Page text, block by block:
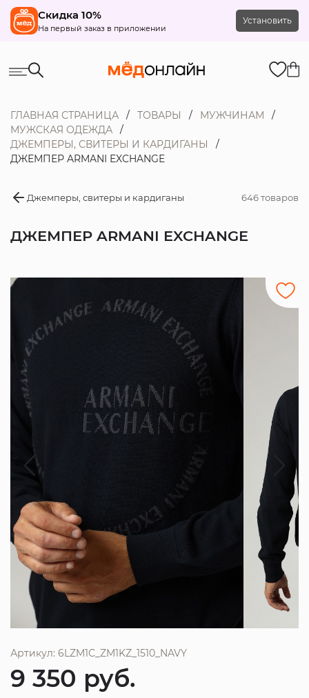
Скидка 10%
На первый заказ в приложении
Установить
ГЛАВНАЯ СТРАНИЦА ТОВАРЫ
МУЖЧИНАМ
МУЖСКАЯ ОДЕЖДА
ДЖЕМПЕРЫ, СВИТЕРЫ И КАРДИГАНЫ
ДЖЕМПЕР ARMANI EXCHANGE
Джемперы, свитеры и кардиганы 646 товаров
ДЖЕМПЕР ARMANI EXCHANGE
Артикул: 6LZM1C_ZM1KZ_1510_NAVY
9 350 руб.